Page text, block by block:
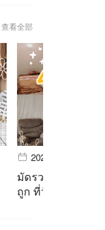
查看全部
2023-11-28
มัดรวม 4 ร้านนว
ถูก ที่วัยรุ่นตัวตึงไ